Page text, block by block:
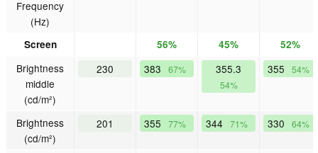
Frequency
(Hz)
Screen 56% 45% 52%
Brightness
middle
(cd/m²)
230 383 67% 355.3
54%
355 54%
Brightness
(cd/m²)
201 355 77% 344 71% 330 64%